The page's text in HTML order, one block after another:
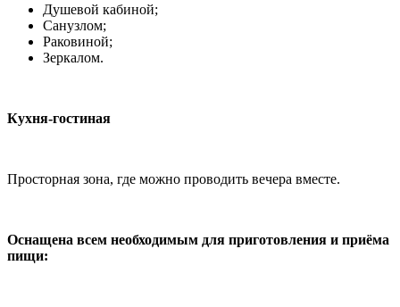
Душевой кабиной;
Санузлом;
Раковиной;
Зеркалом.
Кухня-гостиная
Просторная зона, где можно проводить вечера вместе.
Оснащена всем необходимым для приготовления и приёма
пищи: